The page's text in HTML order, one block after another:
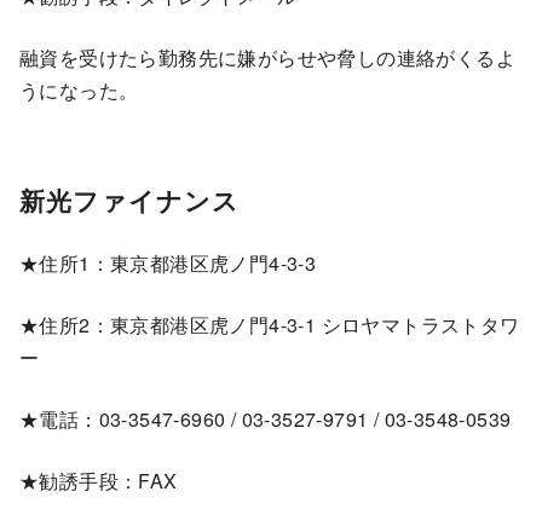
融資を受けたら勤務先に嫌がらせや脅しの連絡がくるよ
うになった。
新光ファイナンス
★住所1：東京都港区虎ノ門4-3-3
★住所2：東京都港区虎ノ門4-3-1 シロヤマトラストタワ
ー
★電話：03-3547-6960 / 03-3527-9791 / 03-3548-0539
★勧誘手段：FAX